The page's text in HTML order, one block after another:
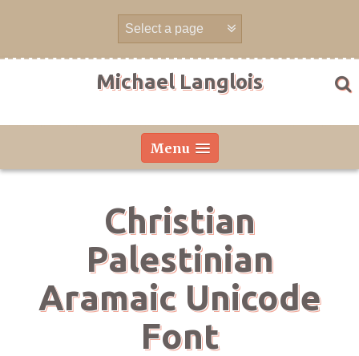
Michael Langlois
Menu
Christian
Palestinian
Aramaic Unicode
Font